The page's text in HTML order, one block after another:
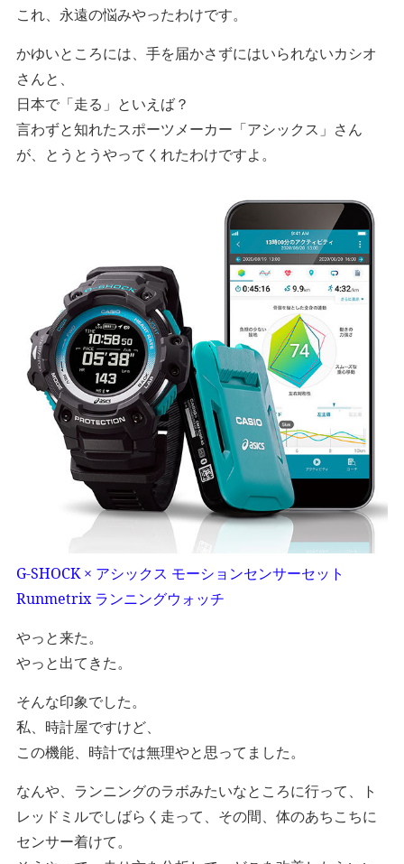
これ、永遠の悩みやったわけです。
かゆいところには、手を届かさずにはいられないカシオ
さんと、
日本で「走る」といえば？
言わずと知れたスポーツメーカー「アシックス」さん
が、とうとうやってくれたわけですよ。
G-SHOCK × アシックス モーションセンサーセット
Runmetrix ランニングウォッチ
やっと来た。
やっと出てきた。
そんな印象でした。
私、時計屋ですけど、
この機能、時計では無理やと思ってました。
なんや、ランニングのラボみたいなところに行って、ト
レッドミルでしばらく走って、その間、体のあちこちに
センサー着けて。